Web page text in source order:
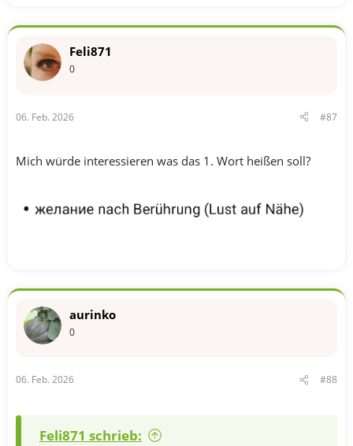
o
e
n
Feli871
0
06. Feb. 2026 #87
Mich würde interessieren was das 1. Wort heißen soll?
aurinko
0
06. Feb. 2026 #88
Feli871 schrieb: